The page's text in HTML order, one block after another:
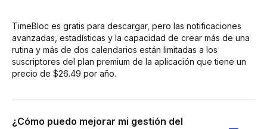
TimeBloc es gratis para descargar, pero las notificaciones
avanzadas, estadísticas y la capacidad de crear más de una
rutina y más de dos calendarios están limitadas a los
suscriptores del plan premium de la aplicación que tiene un
precio de $26.49 por año.
¿Cómo puedo mejorar mi gestión del